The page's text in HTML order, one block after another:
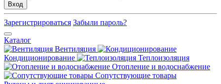
Вход
Зарегистрироваться Забыли пароль?
Каталог
Вентиляция
Кондиционирование
Теплоизоляция
Отопление и водоснабжение
Сопутствующие товары